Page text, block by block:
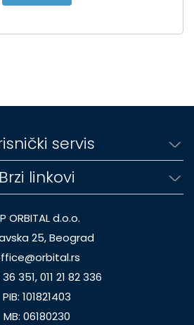
servis
Brzi linkovi
ORBITAL d.o.o.
25, Beograd
36 351, 011 21 82 336
PIB: 101821403
MB: 06180230